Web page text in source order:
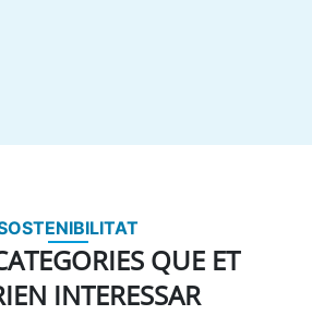
QUE ET
INTERESSAR